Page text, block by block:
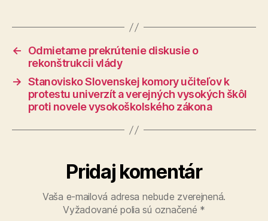
←
Odmietame prekrútenie diskusie o
rekonštrukcii vlády
→ Stanovisko Slovenskej komory učiteľov k
protestu univerzít a verejných vysokých škôl
proti novele vysokoškolského zákona
Pridaj komentár
Vaša e-mailová adresa nebude zverejnená.
Vyžadované polia sú označené *